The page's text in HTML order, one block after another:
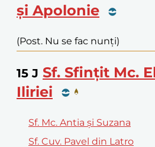
și Apolonie
(Post. Nu se fac nunți)
15 J Sf. Sfințit Mc.
Iliriei
Sf. Mc. Antia și Suzana
Sf. Cuv. Pavel din Latro